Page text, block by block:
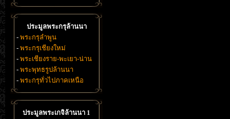
ประมูลพระกรุล้านนา
- พระกรุลำพูน
- พระกรุเชียงใหม่
- พระเชียงราย-พะเยา-น่าน
- พระพุทธรูปล้านนา
- พระกรุทั่วไปภาคเหนือ
ประมูลพระเกจิล้านนา 1